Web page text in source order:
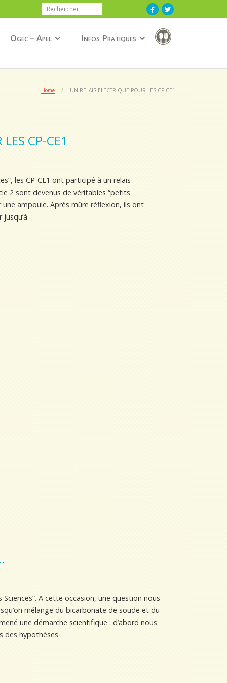
Ogec – Apel Infos Pratiques
Home / UN RELAIS ELECTRIQUE POUR LES CP-CE1
CP-CE1
les CP-CE1 ont participé à un relais
2 sont devenus de véritables “petits
une ampoule. Après mûre réflexion, ils ont
A cette occasion, une question nous
mélange du bicarbonate de soude et du
une démarche scientifique : d’abord nous
des hypothèses